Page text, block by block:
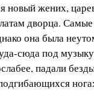
новый жених,
дворца.
она была
сюда под
падали